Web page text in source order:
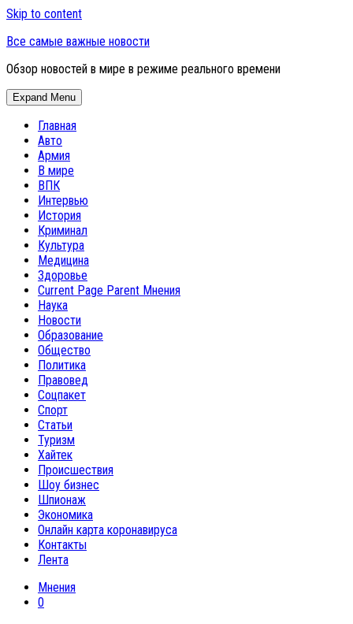
Skip to content
Все самые важные новости
Обзор новостей в мире в режиме реального времени
Expand Menu
Главная
Авто
Армия
В мире
ВПК
Интервью
История
Криминал
Культура
Медицина
Здоровье
Current Page Parent Мнения
Наука
Новости
Образование
Общество
Политика
Правовед
Соцпакет
Спорт
Статьи
Туризм
Хайтек
Происшествия
Шоу бизнес
Шпионаж
Экономика
Онлайн карта коронавируса
Контакты
Лента
Мнения
0